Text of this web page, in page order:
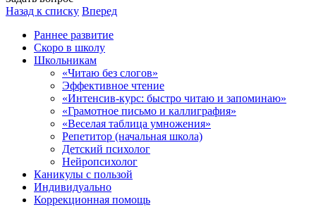
Назад к списку Вперед
Раннее развитие
Скоро в школу
Школьникам
«Читаю без слогов»
Эффективное чтение
«Интенсив-курс: быстро читаю и запоминаю»
«Грамотное письмо и каллиграфия»
«Веселая таблица умножения»
Репетитор (начальная школа)
Детский психолог
Нейропсихолог
Каникулы с пользой
Индивидуально
Коррекционная помощь